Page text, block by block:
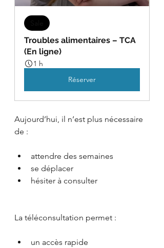
Troubles alimentaires – TCA
(En ligne)
1 h
Réserver
Aujourd’hui, il n’est plus nécessaire
de :
attendre des semaines
se déplacer
hésiter à consulter
La téléconsultation permet :
un accès rapide